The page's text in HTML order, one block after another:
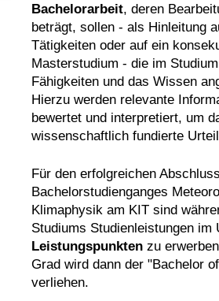
Bachelorarbeit, deren
beträgt, sollen - als Hinleitung
Tätigkeiten oder auf ein
Masterstudium - die im
Fähigkeiten und das Wissen
Hierzu werden relevante
bewertet und interpretiert, um
wissenschaftlich fundierte
Für den erfolgreichen
Bachelorstudienganges
Klimaphysik am KIT sind
Studiums Studienleistungen im
Leistungspunkten zu
Grad wird dann der "Bachelor
verliehen.